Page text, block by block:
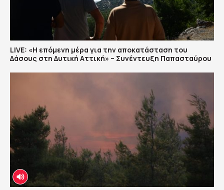
LIVE: «Η επόμενη μέρα για την αποκατάσταση του
Δάσους στη Δυτική Αττική» – Συνέντευξη Παπασταύρου